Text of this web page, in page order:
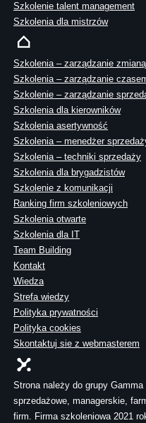
Szkolenie talent management
Szkolenia dla mistrzów
Szkolenia – zarządzanie zmianą
Szkolenia – zarządzanie
Szkolenie – zarządzanie
Szkolenia dla kierowników
Szkolenia asertywność
Szkolenia – menedżer
Szkolenia – techniki sprzedaży
Szkolenia dla brygadzistów
Szkolenie z komunikacji
Ranking firm szkoleniowych
Szkolenia otwarte
Szkolenia dla IT
Team Building
Kontakt
Wiedza
Strefa wiedzy
Polityka prywatności
Polityka cookies
Skontaktuj sie z webmasterem
Strona należy do grupy
sprzedażowe, managerskie,
firm. Firma szkoleniowa 2021